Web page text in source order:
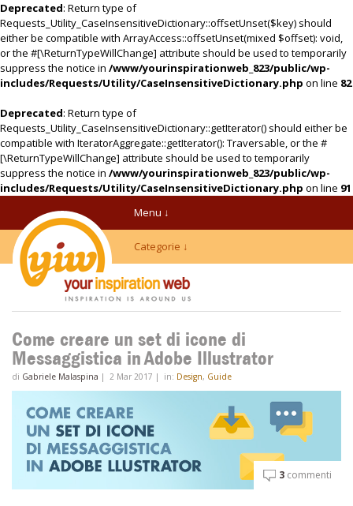
Deprecated: Return type of
Requests_Utility_CaseInsensitiveDictionary::offsetUnset($key) should
either be compatible with ArrayAccess::offsetUnset(mixed $offset): void,
or the #[\ReturnTypeWillChange] attribute should be used to temporarily
suppress the notice in /www/yourinspirationweb_823/public/wp-
includes/Requests/Utility/CaseInsensitiveDictionary.php on line 82
Deprecated: Return type of
Requests_Utility_CaseInsensitiveDictionary::getIterator() should either be
compatible with IteratorAggregate::getIterator(): Traversable, or the #
[\ReturnTypeWillChange] attribute should be used to temporarily
suppress the notice in /www/yourinspirationweb_823/public/wp-
includes/Requests/Utility/CaseInsensitiveDictionary.php on line 91
Menu ↓
Categorie ↓
Come creare un set di icone di
Messaggistica in Adobe Illustrator
di Gabriele Malaspina | 2 Mar 2017 | in: Design, Guide
3 commenti